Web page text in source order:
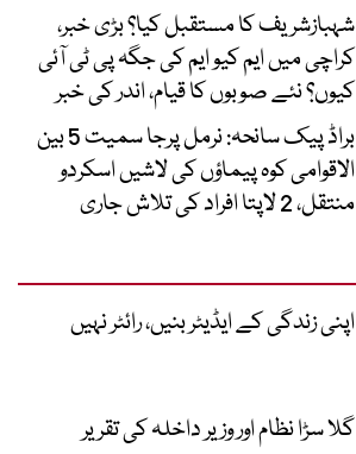
شہبازشریف کا مستقبل کیا؟ بڑی خبر،
کراچی میں ایم کیو ایم کی جگہ پی ٹی آئی
کیوں؟ نئے صوبوں کا قیام، اندر کی خبر
براڈ پیک سانحہ: نرمل پرجا سمیت 5 بین
الاقوامی کوہ پیماؤں کی لاشیں اسکردو
منتقل، 2 لاپتا افراد کی تلاش جاری
اپنی زندگی کے ایڈیٹر بنیں، رائٹر نہیں
گلا سڑا نظام اور وزیر داخلہ کی تقریر